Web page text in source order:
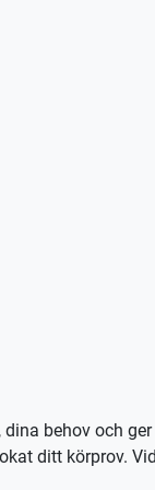
behov och
ditt körprov.